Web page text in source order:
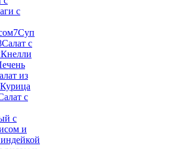
с
7Суп
Салат с
Кнелли
из
Курица
с
с
и